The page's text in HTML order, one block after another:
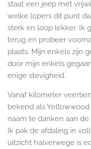
staat een jeep met
welke lopers dit punt
sterk en loop lekker. Ik
terug en probeer
plaats. Mijn enkels zijn
door mijn enkels
enige stevigheid.
Vanaf kilometer
bekend als
naam te danken aan
Ik pak de afdaling in
uitzicht halverwege is